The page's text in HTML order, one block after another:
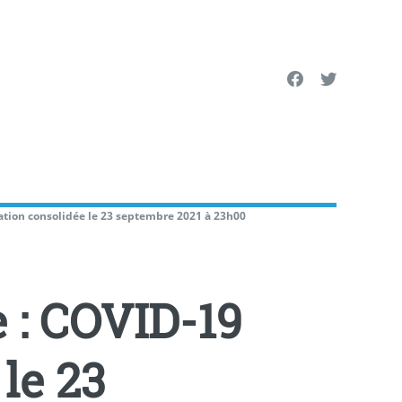
consolidée le 23 septembre 2021 à 23h00
COVID-19
23